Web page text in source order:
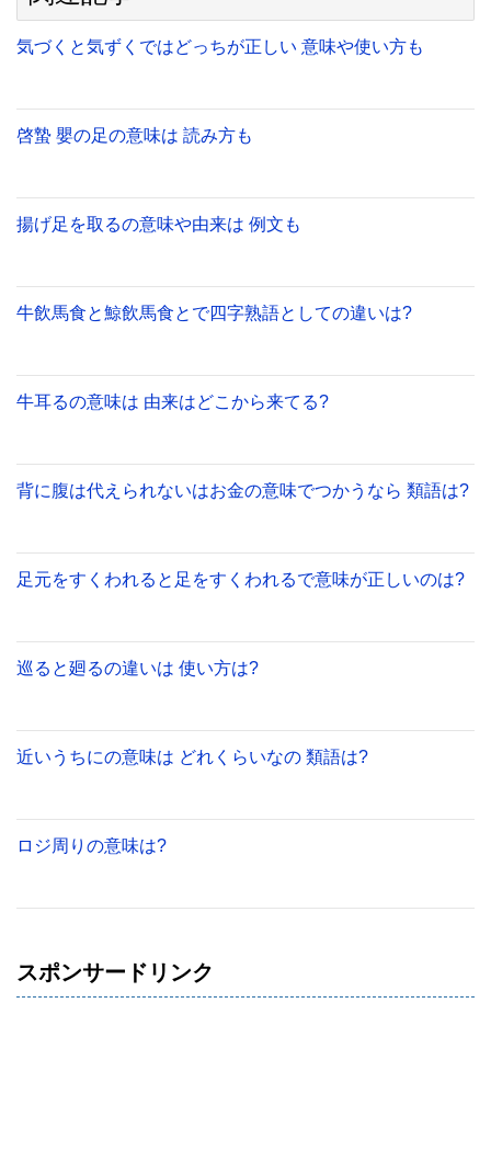
気づくと気ずくではどっちが正しい 意味や使い方も
啓蟄 嬰の足の意味は 読み方も
揚げ足を取るの意味や由来は 例文も
牛飲馬食と鯨飲馬食とで四字熟語としての違いは?
牛耳るの意味は 由来はどこから来てる?
背に腹は代えられないはお金の意味でつかうなら 類語は?
足元をすくわれると足をすくわれるで意味が正しいのは?
巡ると廻るの違いは 使い方は?
近いうちにの意味は どれくらいなの 類語は?
ロジ周りの意味は?
スポンサードリンク